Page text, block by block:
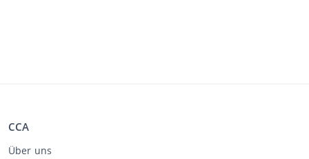
CCA
Über uns